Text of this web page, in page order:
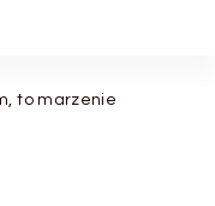
to marzenie